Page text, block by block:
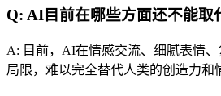
Q: AI目前在哪些方面还不能取
A: 目前，AI在情感交流、细腻表情
局限，难以完全替代人类的创造力和